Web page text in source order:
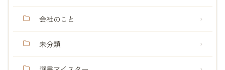
会社のこと
未分類